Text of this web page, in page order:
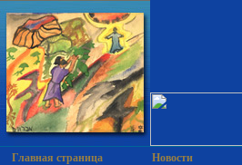
Главная страница Новости